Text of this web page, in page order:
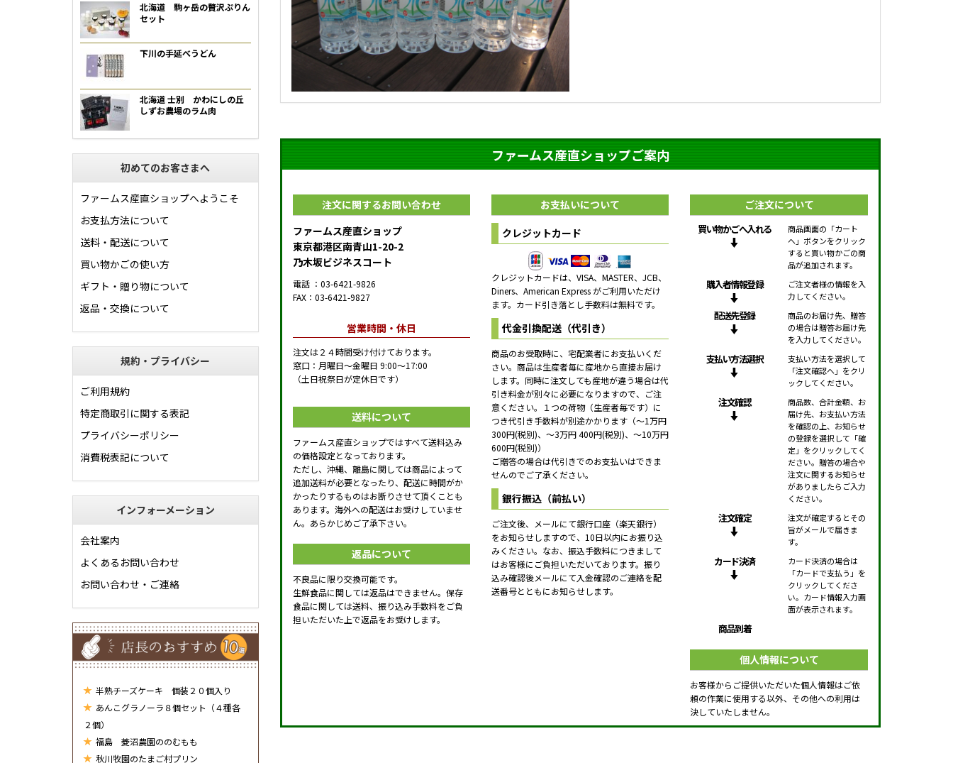
北海道 駒ヶ岳の贅沢ぷりん
セット
下川の手延べうどん
北海道 士別 かわにしの丘
しずお農場のラム肉
初めてのお客さまへ
ファームス産直ショップへようこそ
お支払方法について
送料・配送について
買い物かごの使い方
ギフト・贈り物について
返品・交換について
規約・プライバシー
ご利用規約
特定商取引に関する表記
プライバシーポリシー
消費税表記について
インフォーメーション
会社案内
よくあるお問い合わせ
お問い合わせ・ご連絡
半熟チーズケーキ 個装２０個入り
あんこグラノーラ８個セット（４種各
２個）
福島 菱沼農園ののむもも
秋川牧園のたまご村プリン
ファームス産直ショップご案内
注文に関するお問い合わせ
ファームス産直ショップ
東京都港区南青山1-20-2
乃木坂ビジネスコート
電話 ：03-6421-9826
FAX：03-6421-9827
営業時間・休日
注文は２４時間受け付けております。
窓口：月曜日～金曜日 9:00～17:00
（土日祝祭日が定休日です）
送料について
ファームス産直ショップではすべて送料込み
の価格設定となっております。
ただし、沖縄、離島に関しては商品によって
追加送料が必要となったり、配送に時間がか
かったりするものはお断りさせて頂くことも
あります。海外への配送はお受けしていませ
ん。あらかじめご了承下さい。
返品について
不良品に限り交換可能です。
生鮮食品に関しては返品はできません。保存
食品に関しては送料、振り込み手数料をご負
担いただいた上で返品をお受けします。
お支払いについて
クレジットカード
クレジットカードは、VISA、MASTER、JCB、
Diners、American Express がご利用いただけ
ます。カード引き落とし手数料は無料です。
代金引換配送（代引き）
商品のお受取時に、宅配業者にお支払いくだ
さい。商品は生産者毎に産地から直接お届け
します。同時に注文しても産地が違う場合は代
引き料金が別々に必要になりますので、ご注
意ください。１つの荷物（生産者毎です）に
つき代引き手数料が別途かかります（～1万円
300円(税別)、～3万円 400円(税別)、～10万円
600円(税別)）
ご贈答の場合は代引きでのお支払いはできま
せんのでご了承ください。
銀行振込（前払い）
ご注文後、メールにて銀行口座（楽天銀行）
をお知らせしますので、10日以内にお振り込
みください。なお、振込手数料につきまして
はお客様にご負担いただいております。振り
込み確認後メールにて入金確認のご連絡を配
送番号とともにお知らせします。
ご注文について
買い物かごへ入れる
商品画面の「カート
へ」ボタンをクリック
すると買い物かごの商
品が追加されます。
購入者情報登録
ご注文者様の情報を入
力してください。
配送先登録
商品のお届け先、贈答
の場合は贈答お届け先
を入力してください。
支払い方法選択
支払い方法を選択して
「注文確認へ」をクリ
ックしてください。
注文確認
商品数、合計金額、お
届け先、お支払い方法
を確認の上、お知らせ
の登録を選択して「確
定」をクリックしてく
ださい。贈答の場合や
注文に関するお知らせ
がありましたらご入力
ください。
注文確定
注文が確定するとその
旨がメールで届きま
す。
カード決済
カード決済の場合は
「カードで支払う」を
クリックしてくださ
い。カード情報入力画
面が表示されます。
商品到着
個人情報について
お客様からご提供いただいた個人情報はご依
頼の作業に使用する以外、その他への利用は
決していたしません。